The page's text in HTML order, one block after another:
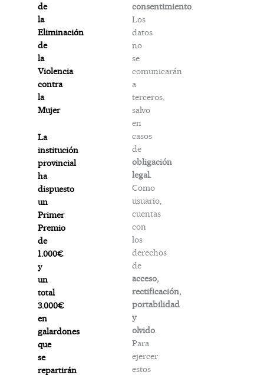
de
la
Eliminación
de
la
Violencia
contra
la
Mujer
La
institución
provincial
ha
dispuesto
un
Primer
Premio
de
1.000€
y
un
total
3.000€
en
galardones
que
se
repartirán
consentimiento.
Los
datos
no
se
comunicarán
a
terceros,
salvo
en
casos
de
obligación
legal.
Como
usuario,
cuentas
con
los
derechos
de
acceso,
rectificación,
portabilidad
y
olvido.
Para
ejercer
estos